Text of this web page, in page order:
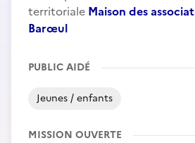
territoriale Maison des
Barœul
PUBLIC AIDÉ
Jeunes / enfants
MISSION OUVERTE